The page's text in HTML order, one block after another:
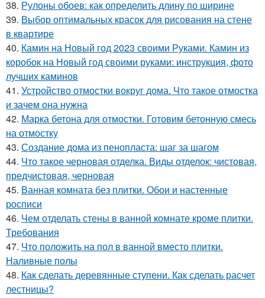
38. Рулоны обоев: как определить длину по ширине
39. Выбор оптимальных красок для рисования на стене
в квартире
40. Камин на Новый год 2023 своими Руками. Камин из
коробок на Новый год своими руками: инструкция, фото
лучших каминов
41. Устройство отмостки вокруг дома. Что такое отмостка
и зачем она нужна
42. Марка бетона для отмостки. Готовим бетонную смесь
на отмостку
43. Создание дома из пенопласта: шаг за шагом
44. Что такое черновая отделка. Виды отделок: чистовая,
предчистовая, черновая
45. Ванная комната без плитки. Обои и настенные
росписи
46. Чем отделать стены в ванной комнате кроме плитки.
Требования
47. Что положить на пол в ванной вместо плитки.
Наливные полы
48. Как сделать деревянные ступени. Как сделать расчет
лестницы?